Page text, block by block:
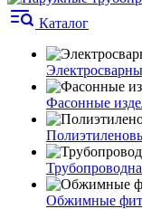
Каталог
Фасонные
Обжимные